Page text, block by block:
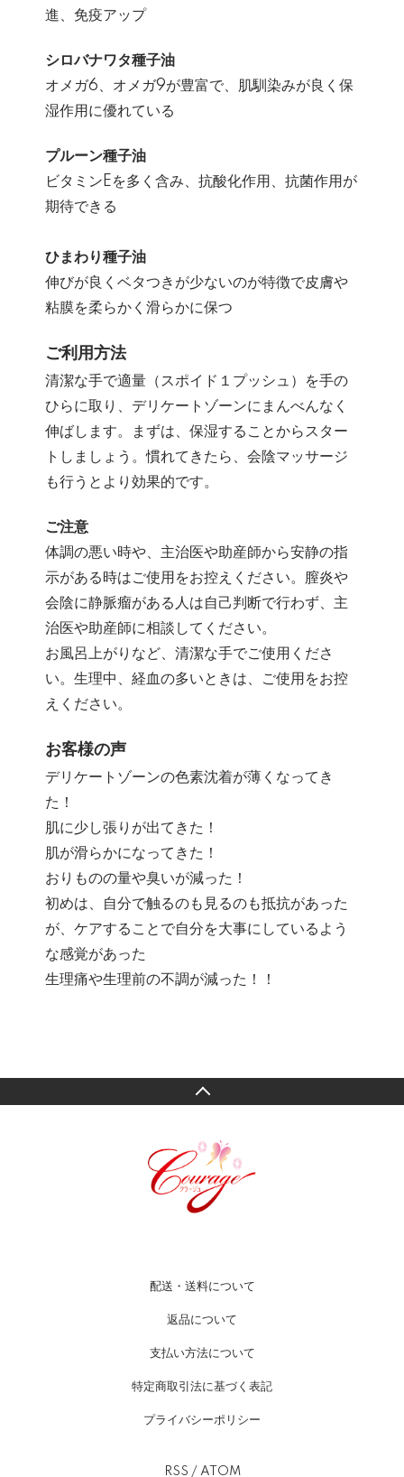
進、免疫アップ
シロバナワタ種子油
オメガ6、オメガ9が豊富で、肌馴染みが良く保
湿作用に優れている
プルーン種子油
ビタミンEを多く含み、抗酸化作用、抗菌作用が
期待できる
ひまわり種子油
伸びが良くベタつきが少ないのが特徴で皮膚や
粘膜を柔らかく滑らかに保つ
ご利用方法
清潔な手で適量（スポイド１プッシュ）を手の
ひらに取り、デリケートゾーンにまんべんなく
伸ばします。まずは、保湿することからスター
トしましょう。慣れてきたら、会陰マッサージ
も行うとより効果的です。
ご注意
体調の悪い時や、主治医や助産師から安静の指
示がある時はご使用をお控えください。膣炎や
会陰に静脈瘤がある人は自己判断で行わず、主
治医や助産師に相談してください。
お風呂上がりなど、清潔な手でご使用くださ
い。生理中、経血の多いときは、ご使用をお控
えください。
お客様の声
デリケートゾーンの色素沈着が薄くなってき
た！
肌に少し張りが出てきた！
肌が滑らかになってきた！
おりものの量や臭いが減った！
初めは、自分で触るのも見るのも抵抗があった
が、ケアすることで自分を大事にしているよう
な感覚があった
生理痛や生理前の不調が減った！！
配送・送料について
返品について
支払い方法について
特定商取引法に基づく表記
プライバシーポリシー
RSS / ATOM